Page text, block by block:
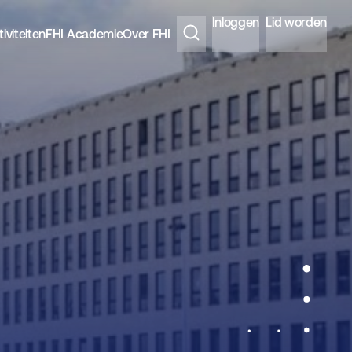
FHI AcademieOver FHI
Inloggen Lid worden